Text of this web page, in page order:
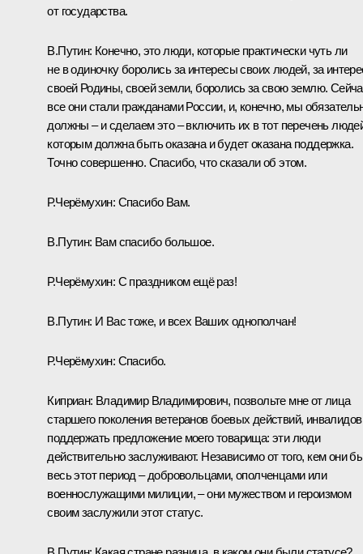
от государства.
В.Путин: Конечно, это люди, которые практически чуть ли
не в одиночку боролись за интересы своих людей, за
своей Родины, своей земли, боролись за свою землю.
все они стали гражданами России, и, конечно, мы
должны – и сделаем это – включить их в тот перечень
которым должна быть оказана и будет оказана поддержка.
Точно совершенно. Спасибо, что сказали об этом.
Р.Черёмухин: Спасибо Вам.
В.Путин: Вам спасибо большое.
Р.Черёмухин: С праздником ещё раз!
В.Путин: И Вас тоже, и всех Ваших однополчан!
Р.Черёмухин: Спасибо.
Киприан: Владимир Владимирович, позвольте мне от лица
старшего поколения ветеранов боевых действий, инвалидов
поддержать предложение моего товарища: эти люди
действительно заслуживают. Независимо от того, кем они
весь этот период – добровольцами, ополченцами или
военнослужащими милиции, – они мужеством и героизмом
своим заслужили этот статус.